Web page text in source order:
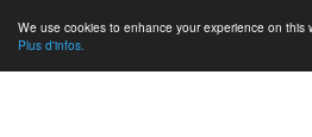
We use cookies to enhance your experience on this
Plus d'infos.